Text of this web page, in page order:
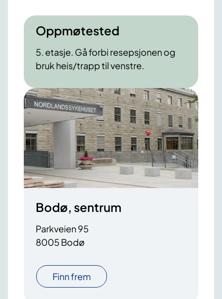
Oppmøtested
5. etasje. Gå forbi resepsjonen og
bruk heis/trapp til venstre.
Bodø, sentrum
Parkveien 95
8005 Bodø
Finn frem